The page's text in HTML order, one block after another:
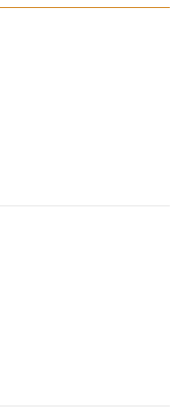
неделе моды
неделе моды,
столице с 26 сентября
заявок. Примерно
дизайнеры,
в…